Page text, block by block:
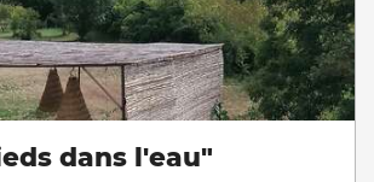
dans l'eau"